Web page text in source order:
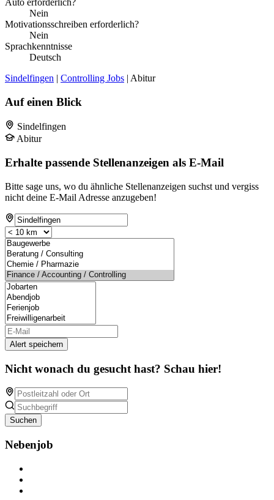
Auto erforderlich?
Nein
Motivationsschreiben erforderlich?
Nein
Sprachkenntnisse
Deutsch
Sindelfingen | Controlling Jobs | Abitur
Auf einen Blick
Sindelfingen
Abitur
Erhalte passende Stellenanzeigen als E-Mail
Bitte sage uns, wo du ähnliche Stellenanzeigen suchst und vergiss
nicht deine E-Mail Adresse anzugeben!
Alert speichern
Nicht wonach du gesucht hast? Schau hier!
Suchen
Nebenjob